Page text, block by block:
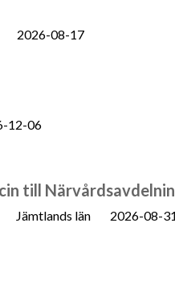
2026-08-17
12-06
till
Jämtlands län 2026-08-31